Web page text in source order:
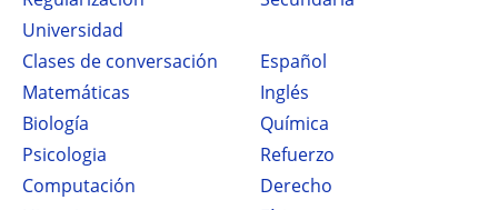
Universidad
Clases de conversación
Español
Matemáticas
Inglés
Biología
Química
Psicologia
Refuerzo
Computación
Derecho